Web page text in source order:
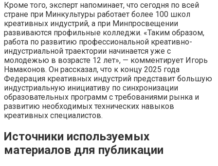
Кроме того, эксперт напоминает, что сегодня по всей
стране при Минкультуры работает более 100 школ
креативных индустрий, а при Минпросвещении
развиваются профильные колледжи. «Таким образом,
работа по развитию профессиональной креативно-
индустриальной траектории начинается уже с
молодежью в возрасте 12 лет», — комментирует Игорь
Намаконов. Он рассказал, что к концу 2025 года
Федерация креативных индустрий представит большую
индустриальную инициативу по синхронизации
образовательных программ с требованиями рынка и
развитию необходимых технических навыков
креативных специалистов.
Источники используемых
материалов для публикации